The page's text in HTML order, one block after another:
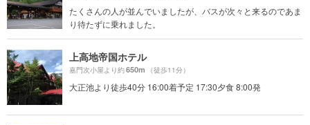
たくさんの人が並んでいましたが、バスが次々と来るのであま
り待たずに乗れました。
上高地帝国ホテル
嘉門次小屋より約650m （徒歩11分）
大正池より徒歩40分 16:00着予定 17:30夕食 8:00発